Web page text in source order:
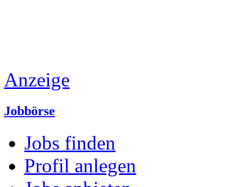
Anzeige
Jobbörse
Jobs finden
Profil anlegen